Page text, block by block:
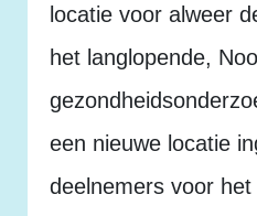
locatie voor alweer
het langlopende,
een nieuwe locatie
deelnemers voor